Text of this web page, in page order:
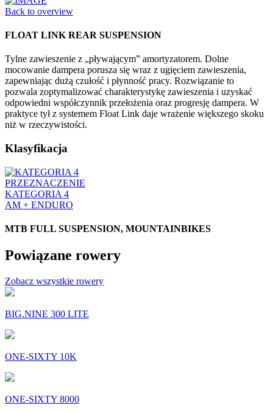
Back to overview
FLOAT LINK REAR SUSPENSION
Tylne zawieszenie z „pływającym” amortyzatorem. Dolne
mocowanie dampera porusza się wraz z ugięciem zawieszenia,
zapewniając dużą czułość i płynność pracy. Rozwiązanie to
pozwala zoptymalizować charakterystykę zawieszenia i uzyskać
odpowiedni współczynnik przełożenia oraz progresję dampera. W
praktyce tył z systemem Float Link daje wrażenie większego skoku
niż w rzeczywistości.
Klasyfikacja
PRZEZNACZENIE
KATEGORIA 4
AM + ENDURO
MTB FULL SUSPENSION, MOUNTAINBIKES
Powiązane rowery
Zobacz wszystkie rowery
BIG.NINE 300 LITE
ONE-SIXTY 10K
ONE-SIXTY 8000